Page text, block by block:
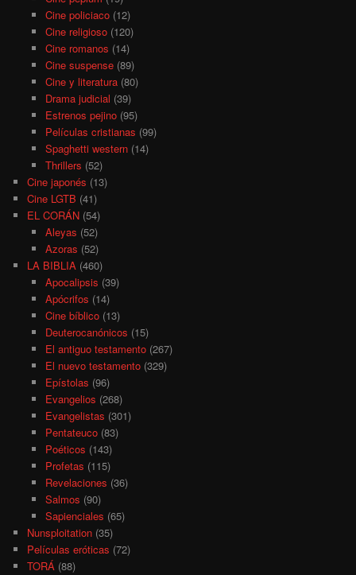
Cine policiaco(12)
Cine religioso(120)
Cine romanos (14)
Cine suspense(89)
Cine y literatura(80)
Drama judicial (39)
Estrenos pejino(95)
Películas cristianas (99)
Spaghetti western(14)
Thrillers (52)
Cine japonés (13)
Cine LGTB (41)
EL CORÁN (54)
Aleyas (52)
Azoras (52)
LA BIBLIA (460)
Apocalipsis (39)
Apócrifos (14)
Cine bíblico(13)
Deuterocanónicos (15)
El antiguo testamento(267)
El nuevo testamento(329)
Epístolas (96)
Evangelios (268)
Evangelistas (301)
Pentateuco(83)
Poéticos (143)
Profetas (115)
Revelaciones (36)
Salmos (90)
Sapienciales (65)
Nunsploitation (35)
Películas eróticas (72)
TORÁ (88)